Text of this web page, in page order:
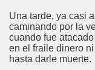
Una tarde, ya casi
caminando por la
cuando fue
en el fraile dinero
hasta darle muerte.